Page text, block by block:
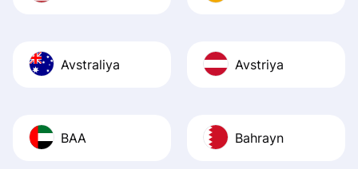
Avstraliya Avstriya
BAA Bahrayn